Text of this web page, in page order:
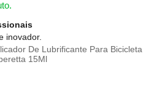
inovador.
De Lubrificante Para Bicicleta
15Ml